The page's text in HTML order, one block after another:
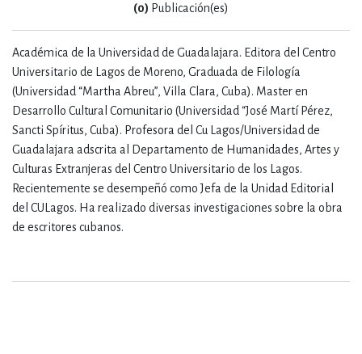
Académica de la Universidad de Guadalajara. Editora del Centro
Universitario de Lagos de Moreno, Graduada de Filología
(Universidad “Martha Abreu”, Villa Clara, Cuba). Master en
Desarrollo Cultural Comunitario (Universidad “José Martí Pérez,
Sancti Spíritus, Cuba). Profesora del Cu Lagos/Universidad de
Guadalajara adscrita al Departamento de Humanidades, Artes y
Culturas Extranjeras del Centro Universitario de los Lagos.
Recientemente se desempeñó como Jefa de la Unidad Editorial
del CULagos. Ha realizado diversas investigaciones sobre la obra
de escritores cubanos.
(0) Publicación(es)